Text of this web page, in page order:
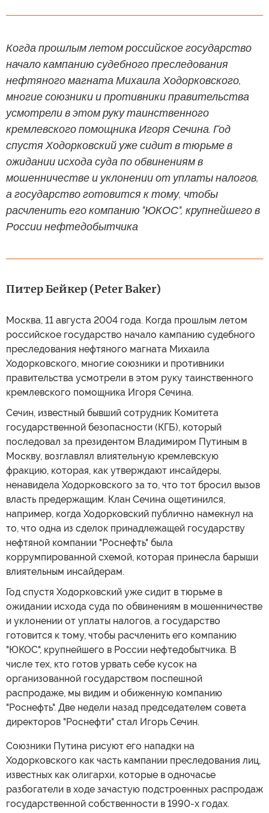
Когда прошлым летом российское государство
начало кампанию судебного преследования
нефтяного магната Михаила Ходорковского,
многие союзники и противники правительства
усмотрели в этом руку таинственного
кремлевского помощника Игоря Сечина. Год
спустя Ходорковский уже сидит в тюрьме в
ожидании исхода суда по обвинениям в
мошенничестве и уклонении от уплаты налогов,
а государство готовится к тому, чтобы
расчленить его компанию "ЮКОС", крупнейшего в
России нефтедобытчика
Питер Бейкер (Peter Baker)
Москва, 11 августа 2004 года. Когда прошлым летом
российское государство начало кампанию судебного
преследования нефтяного магната Михаила
Ходорковского, многие союзники и противники
правительства усмотрели в этом руку таинственного
кремлевского помощника Игоря Сечина.
Сечин, известный бывший сотрудник Комитета
государственной безопасности (КГБ), который
последовал за президентом Владимиром Путиным в
Москву, возглавлял влиятельную кремлевскую
фракцию, которая, как утверждают инсайдеры,
ненавидела Ходорковского за то, что тот бросил вызов
власть предержащим. Клан Сечина ощетинился,
например, когда Ходорковский публично намекнул на
то, что одна из сделок принадлежащей государству
нефтяной компании "Роснефть" была
коррумпированной схемой, которая принесла барыши
влиятельным инсайдерам.
Год спустя Ходорковский уже сидит в тюрьме в
ожидании исхода суда по обвинениям в мошенничестве
и уклонении от уплаты налогов, а государство
готовится к тому, чтобы расчленить его компанию
"ЮКОС", крупнейшего в России нефтедобытчика. В
числе тех, кто готов урвать себе кусок на
организованной государством поспешной
распродаже, мы видим и обиженную компанию
"Роснефть". Две недели назад председателем совета
директоров "Роснефти" стал Игорь Сечин.
Союзники Путина рисуют его нападки на
Ходорковского как часть кампании преследования лиц,
известных как олигархи, которые в одночасье
разбогатели в ходе зачастую подстроенных распродаж
государственной собственности в 1990-х годах.